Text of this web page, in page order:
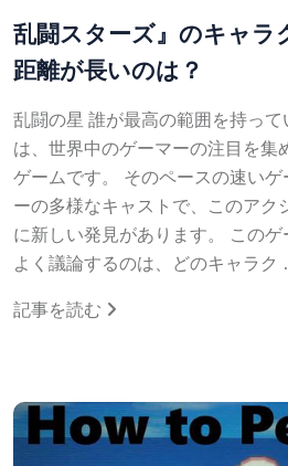
乱闘スターズ』のキャラ
距離が長いのは？
乱闘の星 誰が最高の範囲を持っ
は、世界中のゲーマーの注目を集
ゲームです。 そのペースの速い
ーの多様なキャストで、このアク
に新しい発見があります。 この
よく議論するのは、どのキャラク
記事を読む